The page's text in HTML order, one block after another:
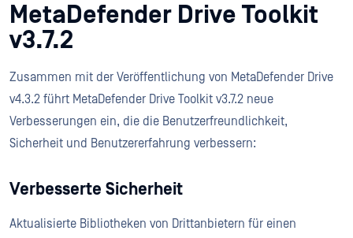
MetaDefender Drive Toolkit
v3.7.2
Zusammen mit der Veröffentlichung von MetaDefender Drive
v4.3.2 führt MetaDefender Drive Toolkit v3.7.2 neue
Verbesserungen ein, die die Benutzerfreundlichkeit,
Sicherheit und Benutzererfahrung verbessern:
Verbesserte Sicherheit
Aktualisierte Bibliotheken von Drittanbietern für einen